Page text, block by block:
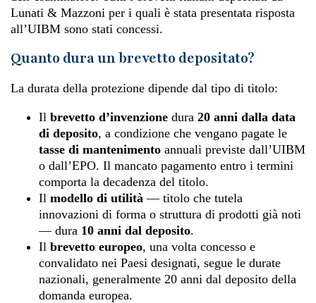
Lunati & Mazzoni per i quali è stata presentata risposta
all’UIBM sono stati concessi.
Quanto dura un brevetto depositato?
La durata della protezione dipende dal tipo di titolo:
Il brevetto d’invenzione dura 20 anni dalla data
di deposito, a condizione che vengano pagate le
tasse di mantenimento annuali previste dall’UIBM
o dall’EPO. Il mancato pagamento entro i termini
comporta la decadenza del titolo.
Il modello di utilità — titolo che tutela
innovazioni di forma o struttura di prodotti già noti
— dura 10 anni dal deposito.
Il brevetto europeo, una volta concesso e
convalidato nei Paesi designati, segue le durate
nazionali, generalmente 20 anni dal deposito della
domanda europea.